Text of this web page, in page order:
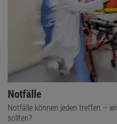
Notfälle
Notfälle können jeden treffen –
sollten?